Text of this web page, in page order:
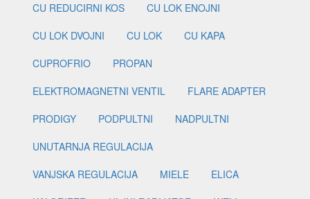
CU REDUCIRNI KOS
CU LOK ENOJNI
CU LOK DVOJNI
CU LOK
CU KAPA
CUPROFRIO
PROPAN
ELEKTROMAGNETNI VENTIL
FLARE ADAPTER
PRODIGY
PODPULTNI
NADPULTNI
UNUTARNJA REGULACIJA
VANJSKA REGULACIJA
MIELE
ELICA